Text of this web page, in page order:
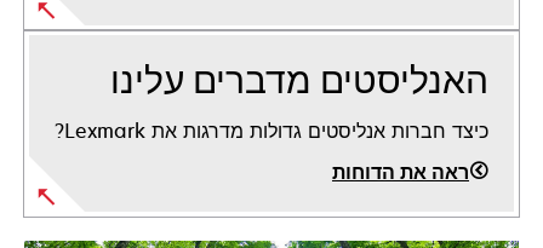
האנליסטים מדברים עלינו
כיצד חברות אנליסטים גדולות מדרגות את Lexmark?
ראה את הדוחות